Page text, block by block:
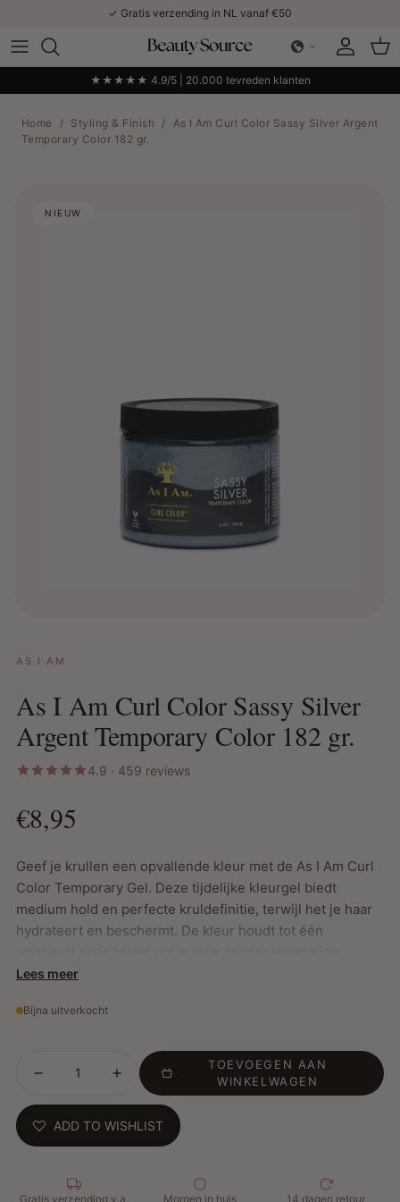
✓ Gratis verzending in NL vanaf €50
Account
★★★★★ 4.9/5 | 20.000 tevreden klanten
Home / Styling & Finish / As I Am Curl Color Sassy Silver Argent
Temporary Color 182 gr.
NIEUW
AS I AM
As I Am Curl Color Sassy Silver
Argent Temporary Color 182 gr.
4.9 · 459 reviews
€8,95
Geef je krullen een opvallende kleur met de As I Am Curl
Color Temporary Gel. Deze tijdelijke kleurgel biedt
medium hold en perfecte kruldefinitie, terwijl het je haar
hydrateert en beschermt. De kleur houdt tot één
verplichting te veranderen. Verrijkt met ceramiden en
helpt het vocht vast te houden, terwijl het zorgt voor een
Belangrijkste Kenmerken:
Ceramiden: Helpen vocht vast te houden, versterken
het haar en bevorderen elasticiteit
Jamaicaanse black castorolie: Hydrateert, verdikt en
beschermt het haar, voegt glans toe
Lees meer
Bijna uitverkocht
TOEVOEGEN AAN
WINKELWAGEN
ADD TO WISHLIST
Gratis verzending v.a.
Morgen in huis 14 dagen retour